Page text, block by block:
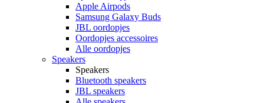
Apple Airpods
Samsung Galaxy Buds
JBL oordopjes
Oordopjes accessoires
Alle oordopjes
Speakers
Speakers
Bluetooth speakers
JBL speakers